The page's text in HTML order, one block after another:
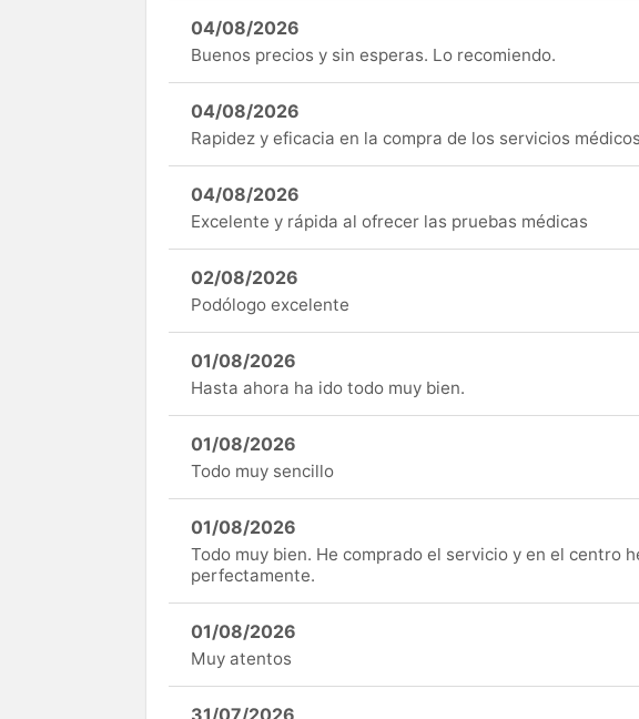
04/08/2026
Buenos precios y sin esperas. Lo recomiendo.
04/08/2026
Rapidez y eficacia en la compra de los servicios
04/08/2026
Excelente y rápida al ofrecer las pruebas médicas
02/08/2026
Podólogo excelente
01/08/2026
Hasta ahora ha ido todo muy bien.
01/08/2026
Todo muy sencillo
01/08/2026
Todo muy bien. He comprado el servicio y en el centro
perfectamente.
01/08/2026
Muy atentos